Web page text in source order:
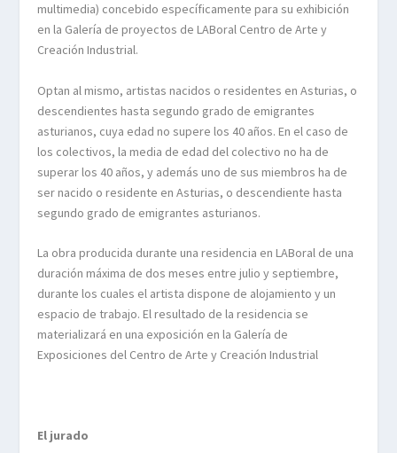
multimedia) concebido específicamente para su exhibición
en la Galería de proyectos de LABoral Centro de Arte y
Creación Industrial.
Optan al mismo, artistas nacidos o residentes en Asturias, o
descendientes hasta segundo grado de emigrantes
asturianos, cuya edad no supere los 40 años. En el caso de
los colectivos, la media de edad del colectivo no ha de
superar los 40 años, y además uno de sus miembros ha de
ser nacido o residente en Asturias, o descendiente hasta
segundo grado de emigrantes asturianos.
La obra producida durante una residencia en LABoral de una
duración máxima de dos meses entre julio y septiembre,
durante los cuales el artista dispone de alojamiento y un
espacio de trabajo. El resultado de la residencia se
materializará en una exposición en la Galería de
Exposiciones del Centro de Arte y Creación Industrial
El jurado